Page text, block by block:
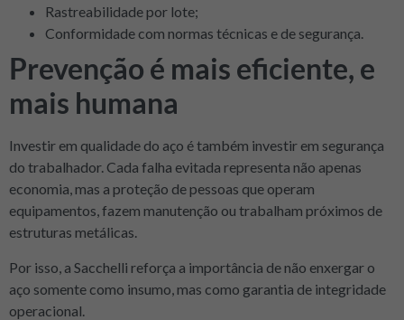
Rastreabilidade por lote;
Conformidade com normas técnicas e de segurança.
Prevenção é mais eficiente, e
mais humana
Investir em qualidade do aço é também investir em segurança
do trabalhador. Cada falha evitada representa não apenas
economia, mas a proteção de pessoas que operam
equipamentos, fazem manutenção ou trabalham próximos de
estruturas metálicas.
Por isso, a Sacchelli reforça a importância de não enxergar o
aço somente como insumo, mas como garantia de integridade
operacional.